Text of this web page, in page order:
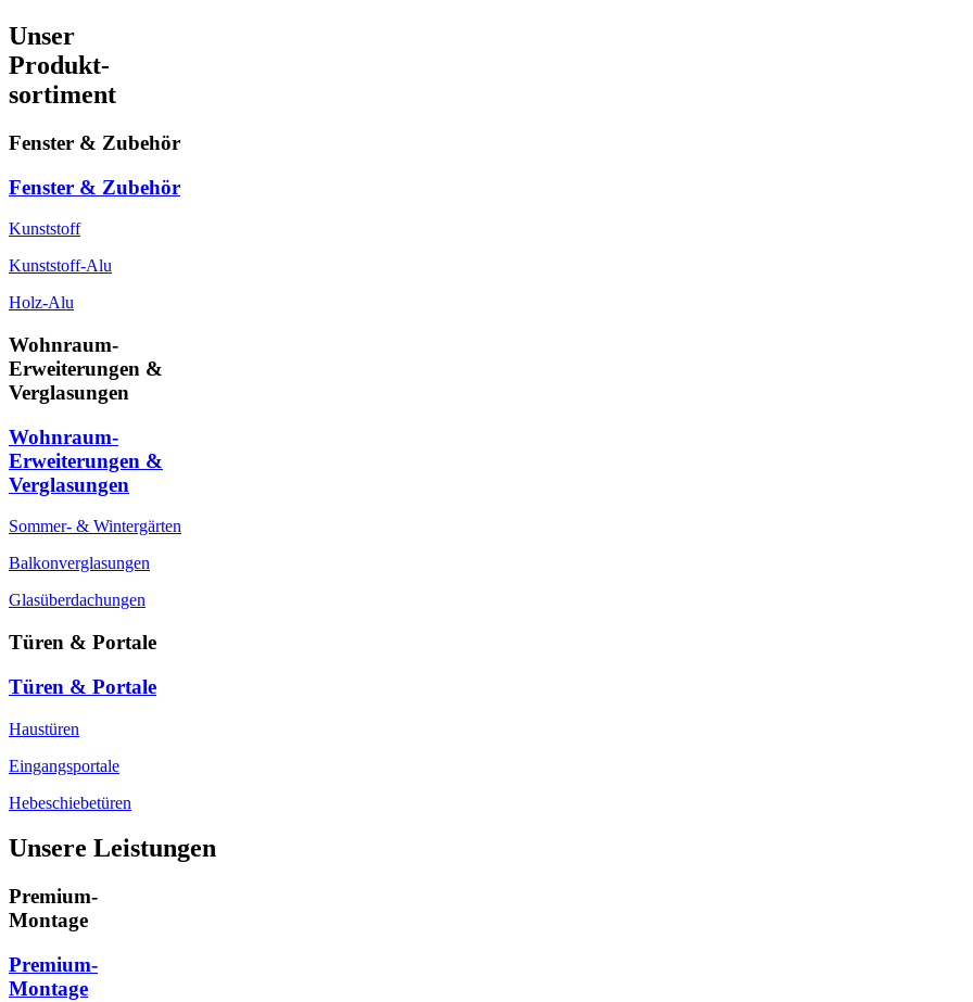
Unser
Produkt-
sortiment
Fenster & Zubehör
Fenster & Zubehör
Kunststoff
Kunststoff-Alu
Holz-Alu
Wohnraum-
Erweiterungen &
Verglasungen
Wohnraum-
Erweiterungen &
Verglasungen
Sommer- & Wintergärten
Balkonverglasungen
Glasüberdachungen
Türen & Portale
Türen & Portale
Haustüren
Eingangsportale
Hebeschiebetüren
Unsere Leistungen
Premium-
Montage
Premium-
Montage